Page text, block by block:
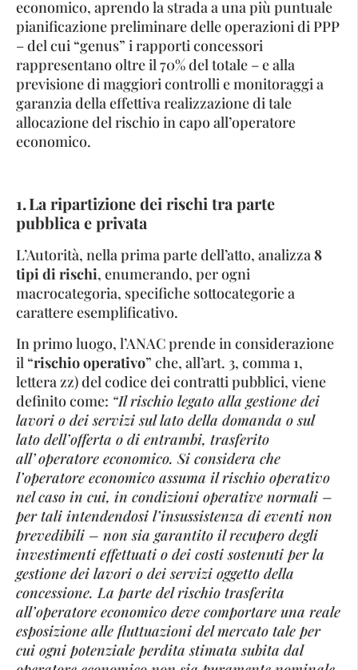
economico, aprendo la strada a una più puntuale
pianificazione preliminare delle operazioni di PPP
– del cui “genus” i rapporti concessori
rappresentano oltre il 70% del totale – e alla
previsione di maggiori controlli e monitoraggi a
garanzia della effettiva realizzazione di tale
allocazione del rischio in capo all’operatore
economico.
1. La ripartizione dei rischi tra parte
pubblica e privata
L’Autorità, nella prima parte dell’atto, analizza8
tipi di rischi, enumerando, per ogni
macrocategoria, specifiche sottocategorie a
carattere esemplificativo.
In primo luogo, l’ANAC prende in considerazione
il “rischio operativo” che, all’art. 3, comma 1,
lettera zz) del codice dei contratti pubblici, viene
definito come: “Il rischio legato alla gestione dei
lavori o dei servizi sul lato della domanda o sul
lato dell’offerta o di entrambi, trasferito
all’ operatore economico. Si considera che
l’operatore economico assuma il rischio operativo
nel caso in cui, in condizioni operative normali –
per tali intendendosi l’insussistenza di eventi non
prevedibili – non sia garantito il recupero degli
investimenti effettuati o dei costi sostenuti per la
gestione dei lavori o dei servizi oggetto della
concessione. La parte del rischio trasferita
all’operatore economico deve comportare una reale
esposizione alle fluttuazioni del mercato tale per
cui ogni potenziale perdita stimata subita dal